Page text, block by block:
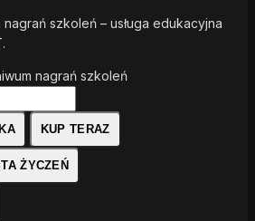
szkoleń – usługa edukacyjna
nagrań szkoleń
KUP TERAZ
ŻYCZEŃ